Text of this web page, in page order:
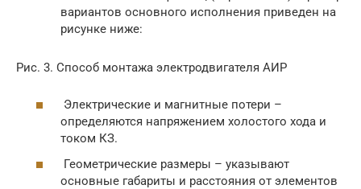
вариантов основного исполнения приведен на
рисунке ниже:
Рис. 3. Способ монтажа электродвигателя АИР
Электрические и магнитные потери –
определяются напряжением холостого хода и
током КЗ.
Геометрические размеры – указывают
основные габариты и расстояния от элементов